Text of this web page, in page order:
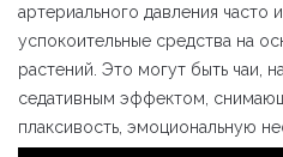
артериального давления часто
успокоительные средства на
растений. Это могут быть чаи,
седативным эффектом,
плаксивость, эмоциональную